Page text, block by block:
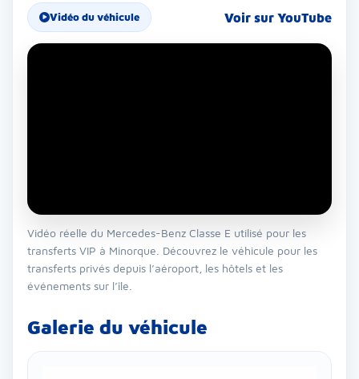
Vidéo du véhicule Voir sur YouTube
Vidéo réelle du Mercedes-Benz Classe E utilisé pour les
transferts VIP à Minorque. Découvrez le véhicule pour les
transferts privés depuis l’aéroport, les hôtels et les
événements sur l’île.
Galerie du véhicule